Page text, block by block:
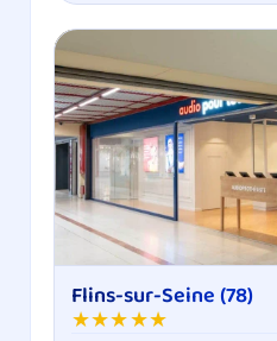
Flins-sur-Seine (78)
★★★★★